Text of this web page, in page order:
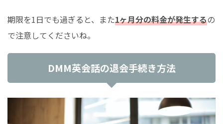
期限を1日でも過ぎると、また1ヶ月分の料金が発生するの
で注意してくださいね。
DMM英会話の退会手続き方法